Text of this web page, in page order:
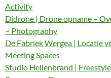
Activity
Didrone | Drone opname –
– Photography
De Fabriek Wergea | Locatie
Meeting Spaces
Studio Hellenbrand |